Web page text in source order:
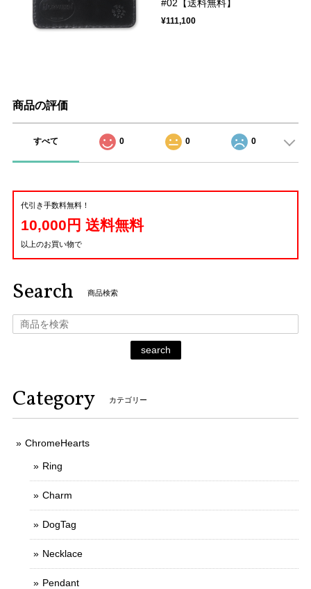
#02【送料無料】
¥111,100
商品の評価
すべて 0 0 0
代引き手数料無料！
10,000円 送料無料
以上のお買い物で
Search 商品検索
search
Category カテゴリー
ChromeHearts
Ring
Charm
DogTag
Necklace
Pendant